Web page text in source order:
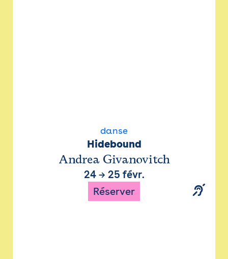
danse
Hidebound
Andrea Givanovitch
24→ 25 févr.
Réserver